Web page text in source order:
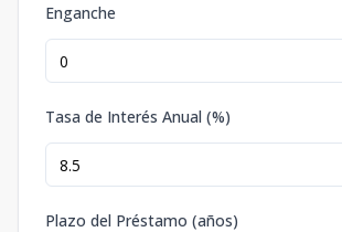
Enganche
Tasa de Interés Anual (%)
Plazo del Préstamo (años)